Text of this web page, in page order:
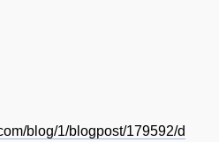
blog/1/blogpost/179592/d